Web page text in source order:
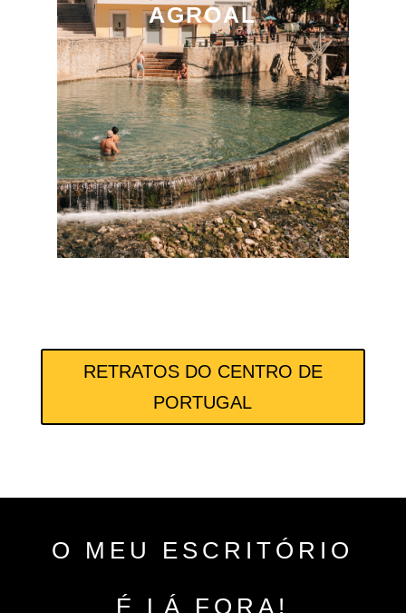
AGROAL
RETRATOS DO CENTRO DE
PORTUGAL
O MEU ESCRITÓRIO
É LÁ FORA!